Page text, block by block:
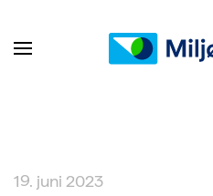
19. juni 2023